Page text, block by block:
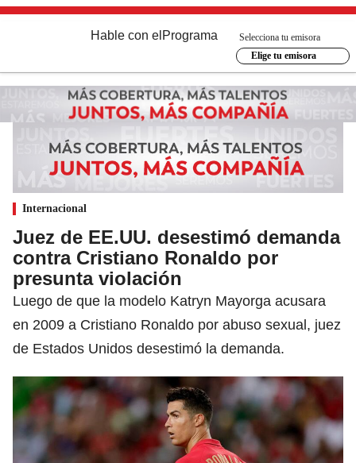
Hable con el Programa
Selecciona tu emisora
Elige tu emisora
Internacional
Juez de EE.UU. desestimó demanda
contra Cristiano Ronaldo por
presunta violación
Luego de que la modelo Katryn Mayorga acusara
en 2009 a Cristiano Ronaldo por abuso sexual, juez
de Estados Unidos desestimó la demanda.